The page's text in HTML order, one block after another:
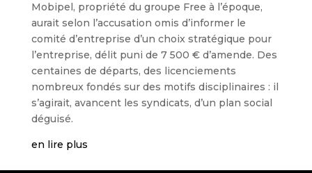
Mobipel, propriété du groupe Free à l’époque,
aurait selon l’accusation omis d’informer le
comité d’entreprise d’un choix stratégique pour
l’entreprise, délit puni de 7 500 € d’amende. Des
centaines de départs, des licenciements
nombreux fondés sur des motifs disciplinaires : il
s’agirait, avancent les syndicats, d’un plan social
déguisé.
en lire plus